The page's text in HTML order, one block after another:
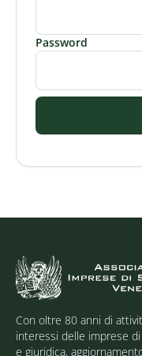
Password
Con oltre 80 anni di
interessi delle imprese
e giuridica,